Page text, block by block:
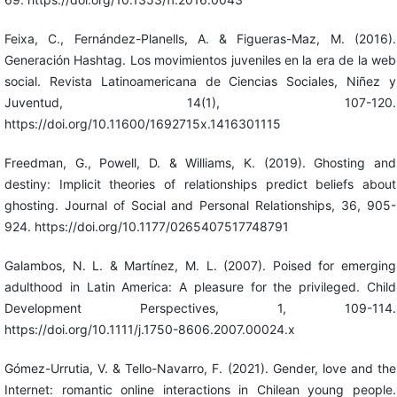
Feixa, C., Fernández-Planells, A. & Figueras-Maz, M. (2016).
Generación Hashtag. Los movimientos juveniles en la era de la web
social. Revista Latinoamericana de Ciencias Sociales, Niñez y
Juventud, 14(1), 107-120.
https://doi.org/10.11600/1692715x.1416301115
Freedman, G., Powell, D. & Williams, K. (2019). Ghosting and
destiny: Implicit theories of relationships predict beliefs about
ghosting. Journal of Social and Personal Relationships, 36, 905-
924. https://doi.org/10.1177/0265407517748791
Galambos, N. L. & Martínez, M. L. (2007). Poised for emerging
adulthood in Latin America: A pleasure for the privileged. Child
Development Perspectives, 1, 109-114.
https://doi.org/10.1111/j.1750-8606.2007.00024.x
Gómez-Urrutia, V. & Tello-Navarro, F. (2021). Gender, love and the
Internet: romantic online interactions in Chilean young people.